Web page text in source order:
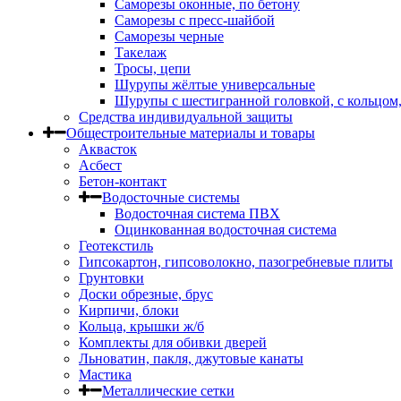
Саморезы оконные, по бетону
Саморезы с пресс-шайбой
Саморезы черные
Такелаж
Тросы, цепи
Шурупы жёлтые универсальные
Шурупы с шестигранной головкой, с
Средства индивидуальной защиты
Общестроительные материалы и товары
Аквасток
Асбест
Бетон-контакт
Водосточные системы
Водосточная система ПВХ
Оцинкованная водосточная система
Геотекстиль
Гипсокартон, гипсоволокно, пазогребневые плиты
Грунтовки
Доски обрезные, брус
Кирпичи, блоки
Кольца, крышки ж/б
Комплекты для обивки дверей
Льноватин, пакля, джутовые канаты
Мастика
Металлические сетки